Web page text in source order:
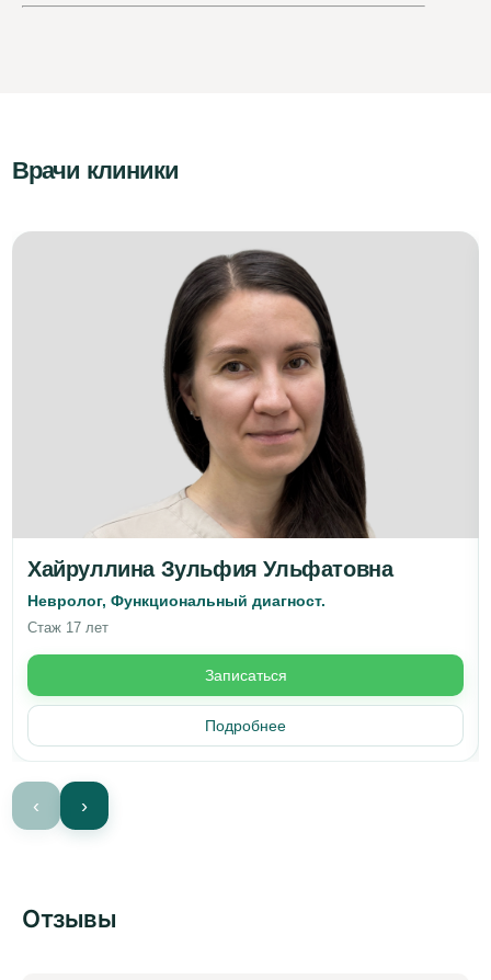
Врачи клиники
Хайруллина Зульфия Ульфатовна
Невролог, Функциональный диагност.
Стаж 17 лет
Записаться
Подробнее
‹ ›
Отзывы